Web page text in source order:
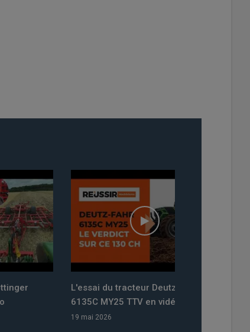
L'essai du tracteur Deutz-Fahr
6135C MY25 TTV en vidéo